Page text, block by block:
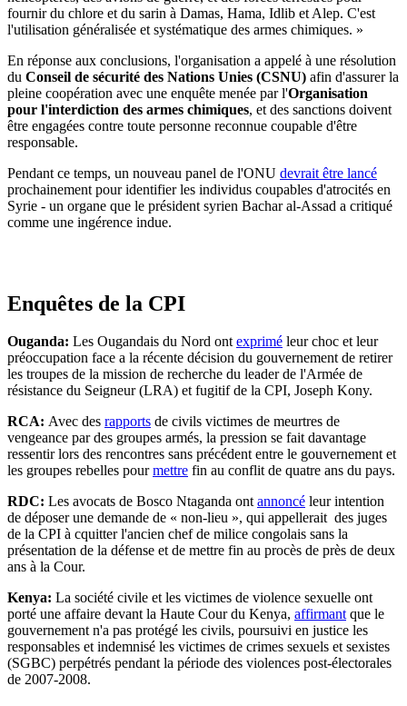
fournir du chlore et du sarin à Damas, Hama, Idlib et Alep. C'est
l'utilisation généralisée et systématique des armes chimiques. »
En réponse aux conclusions, l'organisation a appelé à une résolution
du Conseil de sécurité des Nations Unies (CSNU) afin d'assurer la
pleine coopération avec une enquête menée par l'Organisation
pour l'interdiction des armes chimiques, et des sanctions doivent
être engagées contre toute personne reconnue coupable d'être
responsable.
Pendant ce temps, un nouveau panel de l'ONU devrait être lancé
prochainement pour identifier les individus coupables d'atrocités en
Syrie - un organe que le président syrien Bachar al-Assad a critiqué
comme une ingérence indue.
Enquêtes de la CPI
Ouganda: Les Ougandais du Nord ontexprimé leur choc et leur
préoccupation face a la récente décision du gouvernement de retirer
les troupes de la mission de recherche du leader de l'Armée de
résistance du Seigneur (LRA) et fugitif de la CPI, Joseph Kony.
RCA: Avec des rapports de civils victimes de meurtres de
vengeance par des groupes armés, la pression se fait davantage
ressentir lors des rencontres sans précédent entre le gouvernement et
les groupes rebelles pourmettre fin au conflit de quatre ans du pays.
RDC: Les avocats de Bosco Ntaganda ontannoncé leur intention
de déposer une demande de « non-lieu », qui appellerait des juges
de la CPI à cquitter l'ancien chef de milice congolais sans la
présentation de la défense et de mettre fin au procès de près de deux
ans à la Cour.
Kenya: La société civile et les victimes de violence sexuelle ont
porté une affaire devant la Haute Cour du Kenya, affirmantque le
gouvernement n'a pas protégé les civils, poursuivi en justice les
responsables et indemnisé les victimes de crimes sexuels et sexistes
(SGBC) perpétrés pendant la période des violences post-électorales
de 2007-2008.